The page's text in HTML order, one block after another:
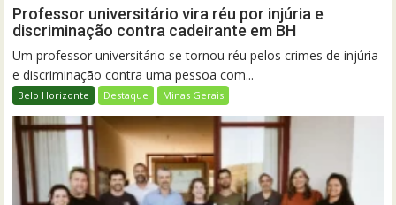
Professor universitário vira réu por injúria e
discriminação contra cadeirante em BH
Um professor universitário se tornou réu pelos crimes de injúria
e discriminação contra uma pessoa com...
Belo Horizonte Destaque Minas Gerais